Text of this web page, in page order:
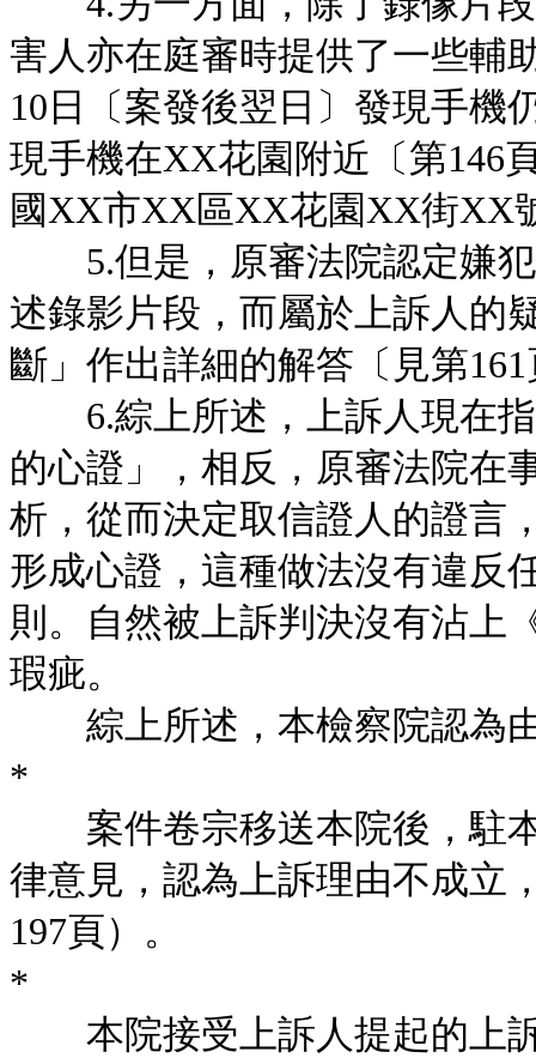
害人亦在庭審時提供了一些輔
10日〔案發後翌日〕發現手機
現手機在XX花園附近〔第146
國XX市XX區XX花園XX街XX
5.但是，原審法院認定嫌犯
述錄影片段，而屬於上訴人的
斷」作出詳細的解答〔見第
6.綜上所述，上訴人現在指
的心證」，相反，原審法院在
析，從而決定取信證人的證言
形成心證，這種做法沒有違反
則。自然被上訴判決沒有沾上
瑕疵。
綜上所述，本檢察院認為由
*
案件卷宗移送本院後，駐本
律意見，認為上訴理由不成立
197頁）。
*
本院接受上訴人提起的上訴